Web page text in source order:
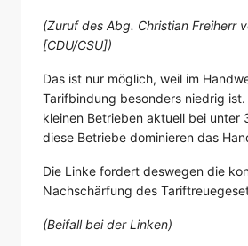
(Zuruf des Abg. Christian Freiherr
[CDU/CSU])
Das ist nur möglich, weil im
Tarifbindung besonders niedrig
kleinen Betrieben aktuell bei unter
diese Betriebe dominieren das
Die Linke fordert deswegen die
Nachschärfung des
(Beifall bei der Linken)